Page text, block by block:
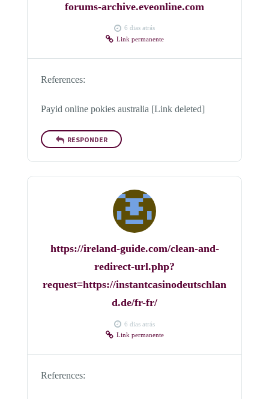
forums-archive.eveonline.com
6 dias atrás
Link permanente
References:
Payid online pokies australia [Link deleted]
RESPONDER
https://ireland-guide.com/clean-and-
redirect-url.php?
request=https://instantcasinodeutschlan
d.de/fr-fr/
6 dias atrás
Link permanente
References: